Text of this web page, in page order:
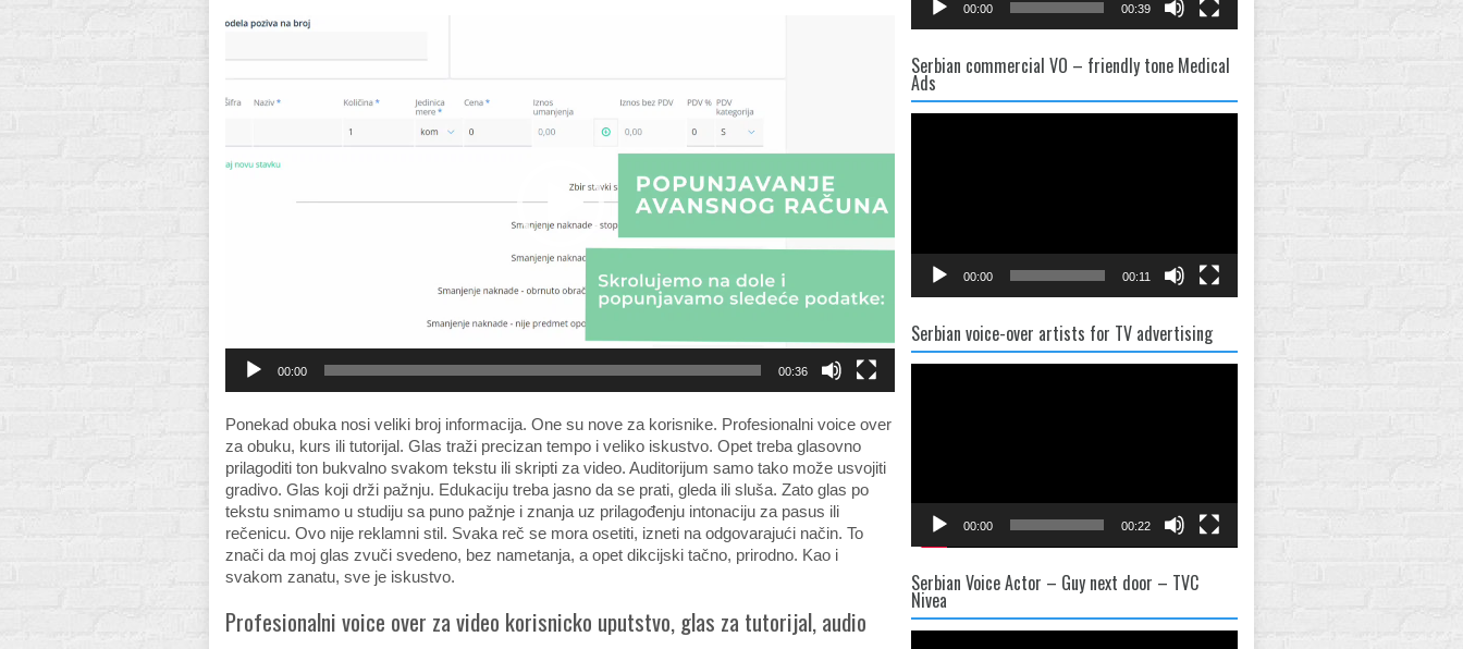
Video
00:00 00:36
Ponekad obuka nosi veliki broj informacija. One su nove za korisnike. Profesionalni voice over
za obuku, kurs ili tutorijal. Glas traži precizan tempo i veliko iskustvo. Opet treba glasovno
prilagoditi ton bukvalno svakom tekstu ili skripti za video. Auditorijum samo tako može usvojiti
gradivo. Glas koji drži pažnju. Edukaciju treba jasno da se prati, gleda ili sluša. Zato glas po
tekstu snimamo u studiju sa puno pažnje i znanja uz prilagođenju intonaciju za pasus ili
rečenicu. Ovo nije reklamni stil. Svaka reč se mora osetiti, izneti na odgovarajući način. To
znači da moj glas zvuči svedeno, bez nametanja, a opet dikcijski tačno, prirodno. Kao i
svakom zanatu, sve je iskustvo.
Profesionalni voice over za video korisnicko uputstvo, glas za tutorijal, audio
00:00 00:39
Serbian commercial VO – friendly tone Medical
Ads
00:00 00:11
Serbian voice-over artists for TV advertising
Video
00:00 00:22
Serbian Voice Actor – Guy next door – TVC
Nivea